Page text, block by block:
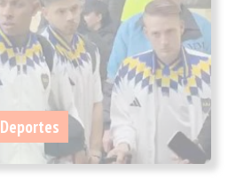
Deportes